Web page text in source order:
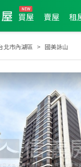
買屋 賣屋 租
北市內湖區 國美詠山